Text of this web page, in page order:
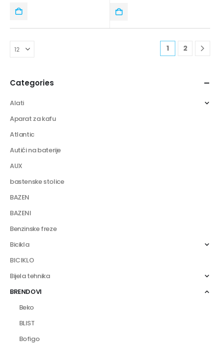
1 2
Categories
Alati
Aparat za kafu
Atlantic
Autići na baterije
AUX
bastenske stolice
BAZEN
BAZENI
Benzinske freze
Bicikla
BICIKLO
Bijela tehnika
BRENDOVI
Beko
BLIST
Bofigo